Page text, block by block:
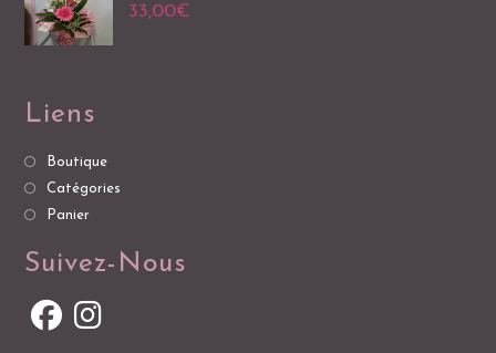
33,00€
Liens
Boutique
Catégories
Panier
Suivez-Nous